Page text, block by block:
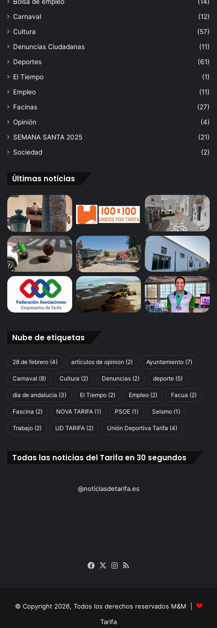
Carnaval
(12)
Cultura
(57)
Denuncias Ciudadanas
(11)
Deportes
(61)
El Tiempo
(1)
Empleo
(11)
Facinas
(27)
Opinión
(4)
SEMANA SANTA 2025
(21)
Sociedad
(2)
Últimas noticias
Nube de etiquetas
28 de febrero (4) artículos de opinion (2) Ayuntamiento (7)
Carnaval (8) Cultura (2) Denuncias (2) deporte (5)
dia de andalucia (3) El Tiempo (2) Empleo (2) Facua (2)
Fascina (2) NOVA TARIFA (1) PSOE (1) Seismo (1)
Trabajo (2) UD TARIFA (2) Unión Deportiva Tarifa (4)
Todas las noticias del Tarifa en 30 segundos
@noticiasdetarifa.es
Facebook
X Instagram
© Copyright 2026, Todos los derechos reservados M&M |
Tarifa